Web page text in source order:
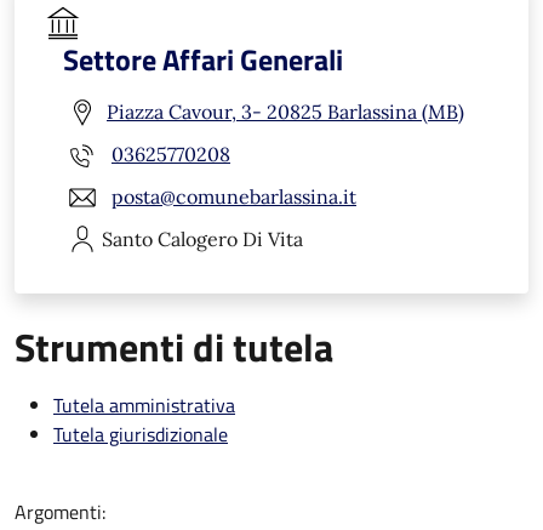
Settore Affari Generali
Piazza Cavour, 3- 20825 Barlassina (MB)
03625770208
posta@comunebarlassina.it
Santo Calogero Di Vita
Strumenti di tutela
Tutela amministrativa
Tutela giurisdizionale
Argomenti: